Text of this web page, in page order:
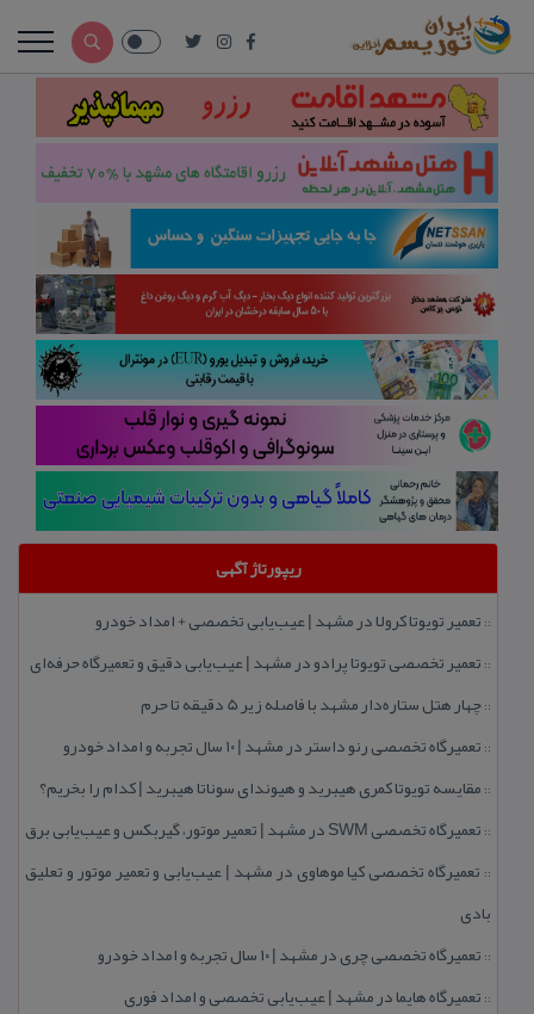
ریپورتاژ آگهی
:: تعمیر تویوتا كرولا در مشهد | عیب‌یابی تخصصی + امداد خودرو
:: تعمیر تخصصی تویوتا پرادو در مشهد | عیب‌یابی دقیق و تعمیرگاه حرفه‌ای
::چهار هتل‌ ستاره‌دار مشهد با فاصله زیر 5 دقیقه تا حرم
:: تعمیرگاه تخصصی رنو داستر در مشهد | ۱۰ سال تجربه و امداد خودرو
:: مقایسه تویوتا كمری هیبرید و هیوندای سوناتا هیبرید | كدام را بخریم؟
:: تعمیرگاه تخصصی SWM در مشهد | تعمیر موتور، گیربكس و عیب‌یابی برق
:: تعمیرگاه تخصصی كیا موهاوی در مشهد | عیب‌یابی و تعمیر موتور و تعلیق
بادی
:: تعمیرگاه تخصصی چری در مشهد | ۱۰ سال تجربه و امداد خودرو
:: تعمیرگاه هایما در مشهد | عیب‌یابی تخصصی و امداد فوری